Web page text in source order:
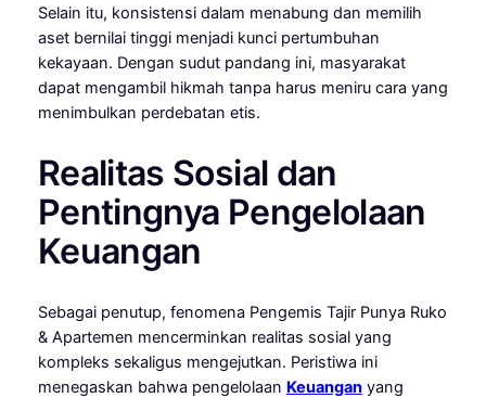
Selain itu, konsistensi dalam menabung dan memilih
aset bernilai tinggi menjadi kunci pertumbuhan
kekayaan. Dengan sudut pandang ini, masyarakat
dapat mengambil hikmah tanpa harus meniru cara yang
menimbulkan perdebatan etis.
Realitas Sosial dan
Pentingnya Pengelolaan
Keuangan
Sebagai penutup, fenomena Pengemis Tajir Punya Ruko
& Apartemen mencerminkan realitas sosial yang
kompleks sekaligus mengejutkan. Peristiwa ini
menegaskan bahwa pengelolaan Keuanganyang